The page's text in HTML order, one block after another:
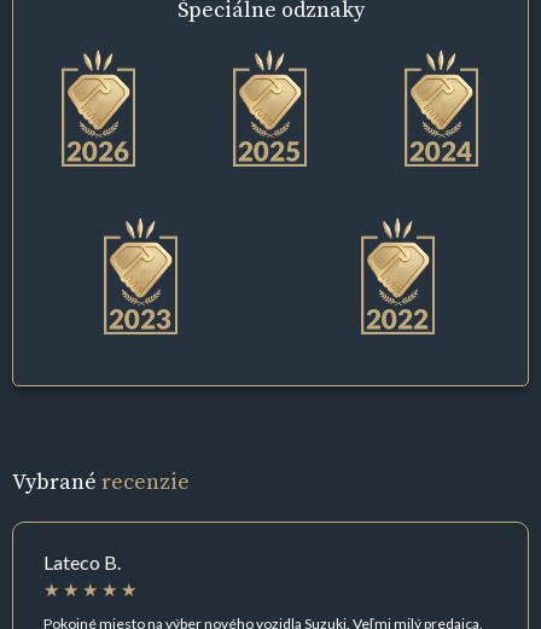
Špeciálne odznaky
Vybrané recenzie
Lateco B.
Pokojné miesto na výber nového vozidla Suzuki. Veľmi milý predajca.